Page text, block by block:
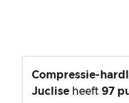
Compressie-
Juclise heeft 97